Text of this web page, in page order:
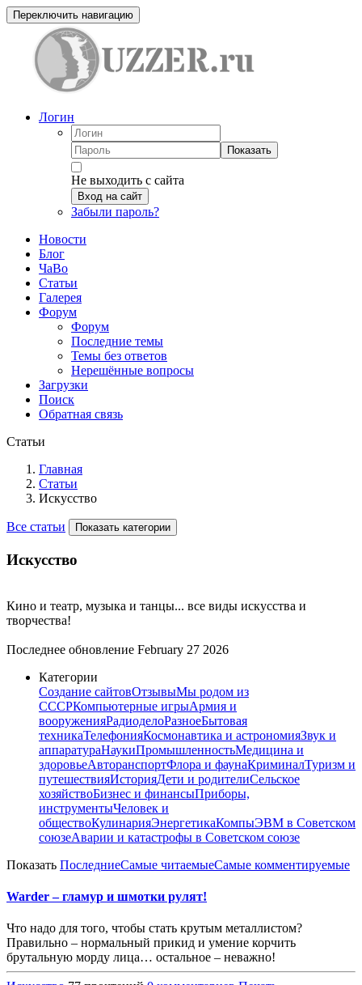
Переключить навигацию
Логин
Показать
Не выходить с сайта
Вход на сайт
Забыли пароль?
Новости
Блог
ЧаВо
Статьи
Галерея
Форум
Форум
Последние темы
Темы без ответов
Нерешённые вопросы
Загрузки
Поиск
Обратная связь
Статьи
Главная
Статьи
Искусство
Все статьи Показать категории
Искусство
Кино и театр, музыка и танцы... все виды искусства и
творчества!
Последнее обновление February 27 2026
Категории
Создание сайтовОтзывыМы родом из
СССРКомпьютерные игрыАрмия и
вооруженияРадиоделоРазноеБытовая
техникаТелефонияКосмонавтика и астрономияЗвук и
аппаратураНаукиПромышленностьМедицина и
здоровьеАвторанспортФлора и фаунаКриминалТуризм и
путешествияИсторияДети и родителиСельское
хозяйствоБизнес и финансыПриборы,
инструментыЧеловек и
обществоКулинарияЭнергетикаКомпыЭВМ в Советском
союзеАварии и катастрофы в Советском союзе
Показать ПоследниеСамые читаемыеСамые комментируемые
Warder – гламур и шмотки рулят!
Что надо для того, чтобы стать крутым металлистом?
Правильно – нормальный прикид и умение корчить
брутальную морду лица… остальное – неважно!